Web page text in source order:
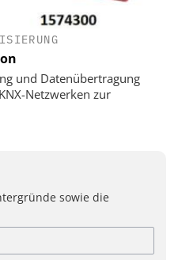
und Datenübertragung
Netzwerken zur
sowie die